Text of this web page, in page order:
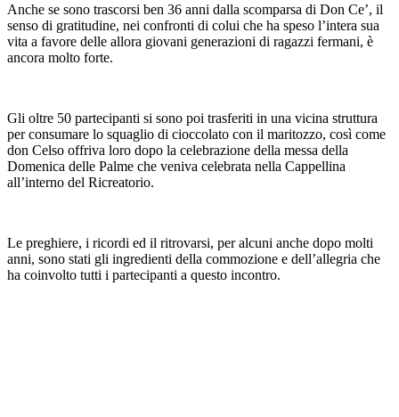
Anche se sono trascorsi ben 36 anni dalla scomparsa di Don Ce’, il
senso di gratitudine, nei confronti di colui che ha speso l’intera sua
vita a favore delle allora giovani generazioni di ragazzi fermani, è
ancora molto forte.
Gli oltre 50 partecipanti si sono poi trasferiti in una vicina struttura
per consumare lo squaglio di cioccolato con il maritozzo, così come
don Celso offriva loro dopo la celebrazione della messa della
Domenica delle Palme che veniva celebrata nella Cappellina
all’interno del Ricreatorio.
Le preghiere, i ricordi ed il ritrovarsi, per alcuni anche dopo molti
anni, sono stati gli ingredienti della commozione e dell’allegria che
ha coinvolto tutti i partecipanti a questo incontro.